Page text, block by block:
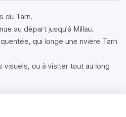
du Tarn.
au départ jusqu'à Millau.
qui longe une rivière Tarn
ou à visiter tout au long